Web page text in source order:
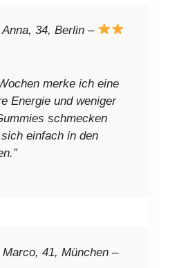
34, Berlin –
merke ich eine
Energie und weniger
schmecken
einfach in den
41, München –